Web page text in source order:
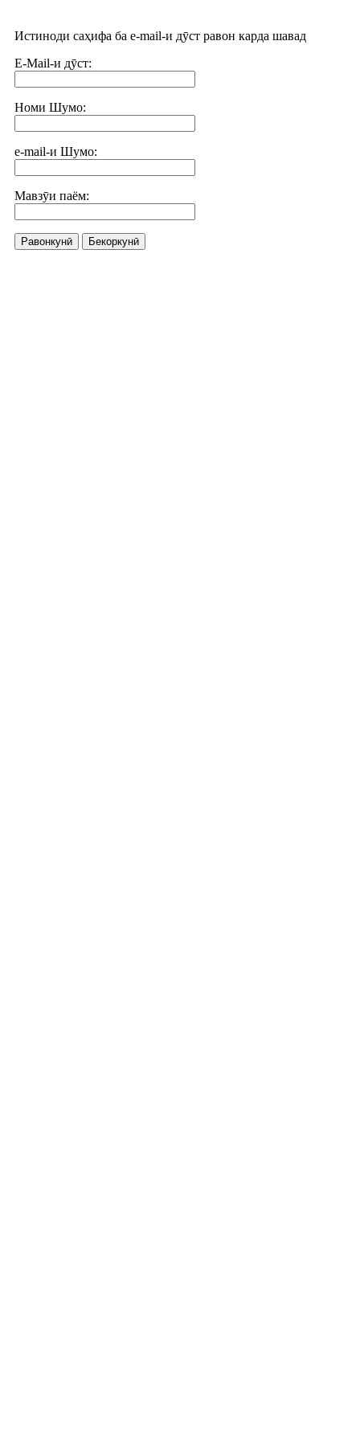
Истиноди саҳифа ба e-mail-и дӯст равон карда шавад
E-Mail-и дӯст:
Номи Шумо:
e-mail-и Шумо:
Мавзӯи паём:
Равонкунӣ Бекоркунӣ